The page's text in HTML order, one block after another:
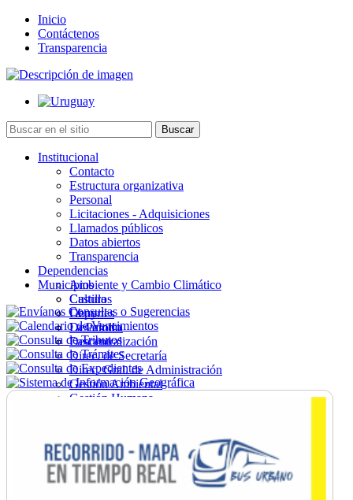
Inicio
Contáctenos
Transparencia
Institucional
Contacto
Estructura organizativa
Personal
Licitaciones - Adquisiciones
Llamados públicos
Datos abiertos
Transparencia
Dependencias
Ambiente y Cambio Climático
Cultura
Deportes
Desarrollo
Descentralización
Direc. de Secretaría
Direc. Gral. de Administración
Gestión Ambiental
Gestión Humana
Ordenamiento
Promoción Social
Salud
Secretaría General
Municipios
Castillos
Chuy
La Paloma
Lascano